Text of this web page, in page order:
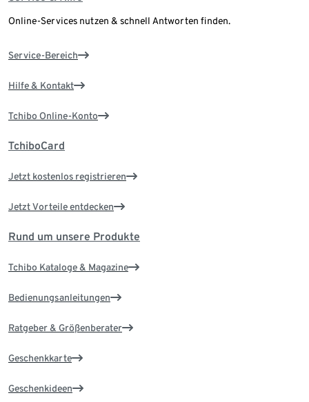
Online-Services nutzen & schnell Antworten finden.
Service-Bereich
Hilfe & Kontakt
Tchibo Online-Konto
TchiboCard
Jetzt kostenlos registrieren
Jetzt Vorteile entdecken
Rund um unsere Produkte
Tchibo Kataloge & Magazine
Bedienungsanleitungen
Ratgeber & Größenberater
Geschenkkarte
Geschenkideen